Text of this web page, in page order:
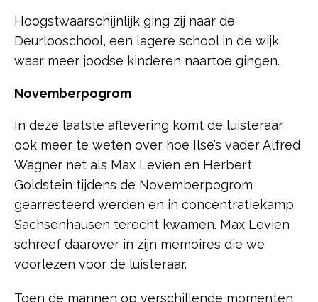
Hoogstwaarschijnlijk ging zij naar de
Deurlooschool, een lagere school in de wijk
waar meer joodse kinderen naartoe gingen.
Novemberpogrom
In deze laatste aflevering komt de luisteraar
ook meer te weten over hoe Ilse’s vader Alfred
Wagner net als Max Levien en Herbert
Goldstein tijdens de Novemberpogrom
gearresteerd werden en in concentratiekamp
Sachsenhausen terecht kwamen. Max Levien
schreef daarover in zijn memoires die we
voorlezen voor de luisteraar.
Toen de mannen op verschillende momenten